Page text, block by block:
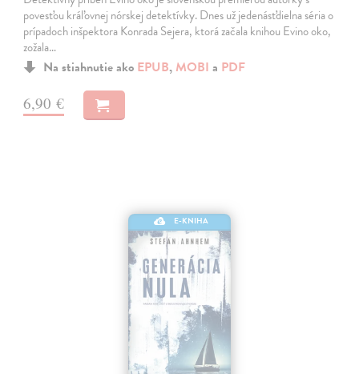
povesťou kráľovnej nórskej detektívky. Dnes už jedenásťdielna séria o
prípadoch inšpektora Konrada Sejera, ktorá začala knihou Evino oko,
zožala…
Na stiahnutie ako EPUB, MOBI a PDF
6,90 €
E-KNIHA